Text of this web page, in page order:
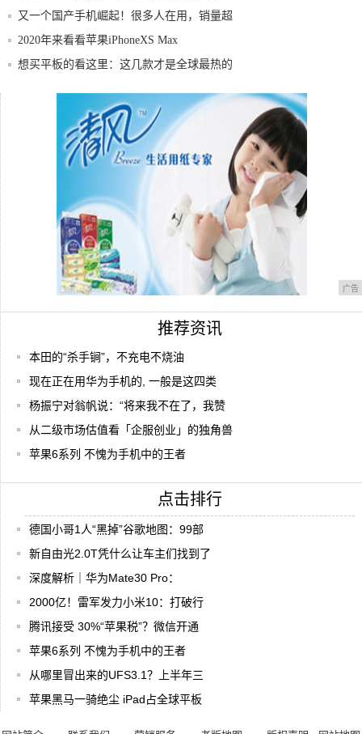
又一个国产手机崛起！很多人在用，销量超
小米O
2020年来看看苹果iPhoneXS Max
想买平板的看这里：这几款才是全球最热的
特斯拉股价破780美元，分析师：5年内每股
广告
推荐资讯
本田的“杀手锏”，不充电不烧油
现在正在用华为手机的, 一般是这四类
杨振宁对翁帆说：“将来我不在了，我赞
从二级市场估值看「企服创业」的独角兽
苹果6系列 不愧为手机中的王者
点击排行
德国小哥1人“黑掉”谷歌地图：99部
新自由光2.0T凭什么让车主们找到了
深度解析｜华为Mate30 Pro：
2000亿！雷军发力小米10：打破行
腾讯接受 30%“苹果税”？微信开通
苹果6系列 不愧为手机中的王者
从哪里冒出来的UFS3.1？上半年三
苹果黑马一骑绝尘 iPad占全球平板